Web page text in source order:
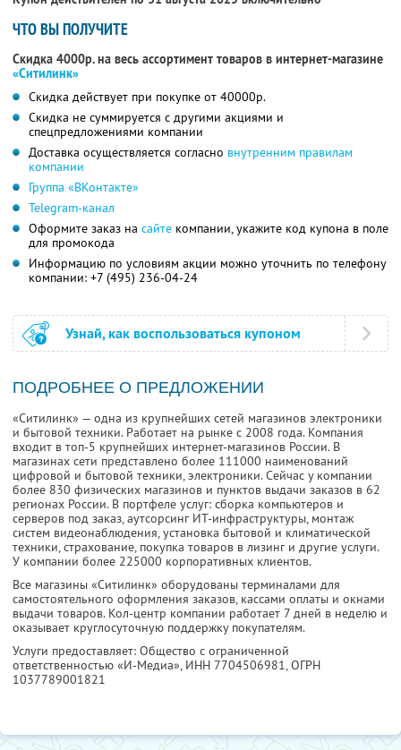
ЧТО ВЫ ПОЛУЧИТЕ
Скидка 4000р. на весь ассортимент товаров в интернет-магазине
«Ситилинк»
Скидка действует при покупке от 40000р.
Скидка не суммируется с другими акциями и
спецпредложениями компании
Доставка осуществляется согласно внутренним правилам
компании
Группа «ВКонтакте»
Telegram-канал
Оформите заказ на сайте компании, укажите код купона в поле
для промокода
Информацию по условиям акции можно уточнить по телефону
компании: +7 (495) 236-04-24
Узнай, как воспользоваться купоном
ПОДРОБНЕЕ О ПРЕДЛОЖЕНИИ
«Ситилинк» — одна из крупнейших сетей магазинов электроники
и бытовой техники. Работает на рынке с 2008 года. Компания
входит в топ-5 крупнейших интернет-магазинов России. В
магазинах сети представлено более 111000 наименований
цифровой и бытовой техники, электроники. Сейчас у компании
более 830 физических магазинов и пунктов выдачи заказов в 62
регионах России. В портфеле услуг: сборка компьютеров и
серверов под заказ, аутсорсинг ИТ-инфраструктуры, монтаж
систем видеонаблюдения, установка бытовой и климатической
техники, страхование, покупка товаров в лизинг и другие услуги.
У компании более 225000 корпоративных клиентов.
Все магазины «Ситилинк» оборудованы терминалами для
самостоятельного оформления заказов, кассами оплаты и окнами
выдачи товаров. Кол-центр компании работает 7 дней в неделю и
оказывает круглосуточную поддержку покупателям.
Услуги предоставляет: Общество с ограниченной
ответственностью «И-Медиа», ИНН 7704506981, ОГРН
1037789001821